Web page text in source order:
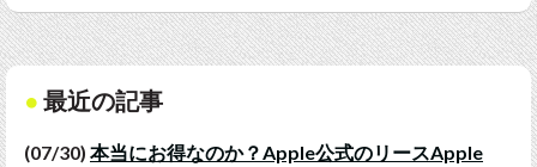
最近の記事
(07/30) 本当にお得なのか？Apple公式のリースApple